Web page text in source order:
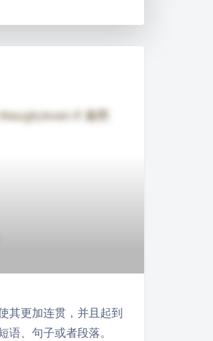
其更加连贯，并且起到
、句子或者段落。